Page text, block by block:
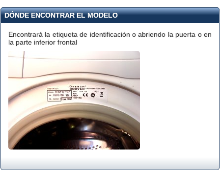
DÓNDE ENCONTRAR EL MODELO
Encontrará la etiqueta de identificación o abriendo la puerta o en
la parte inferior frontal